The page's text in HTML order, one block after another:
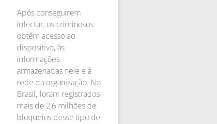
Após conseguirem
infectar, os criminosos
obtêm acesso ao
dispositivo, às
informações
armazenadas nele e à
rede da organização. No
Brasil, foram registrados
mais de 2,6 milhões de
bloqueios desse tipo de